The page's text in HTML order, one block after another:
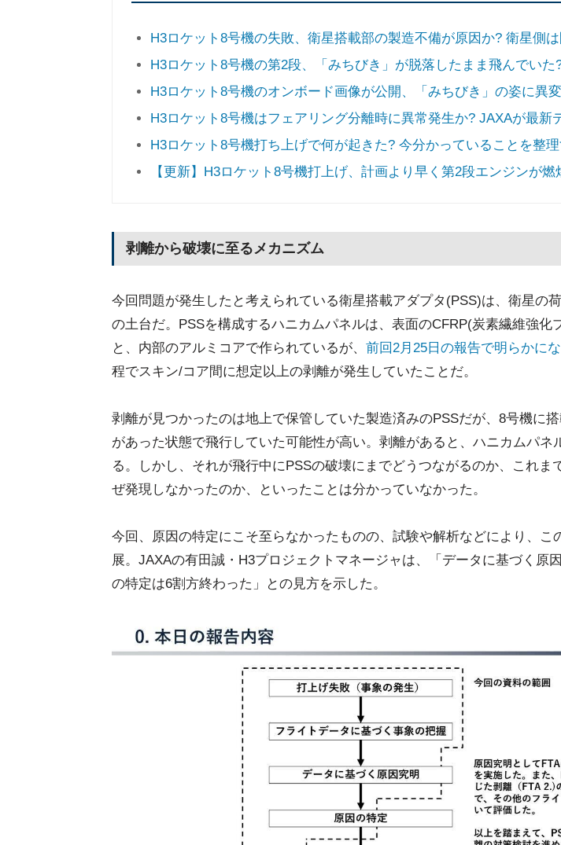
H3ロケット8号機の失敗、衛星搭載部の製造不備が原因か? 衛星側
H3ロケット8号機の第2段、「みちびき」が脱落したまま飛んでいた
H3ロケット8号機のオンボード画像が公開、「みちびき」の姿に異変
H3ロケット8号機はフェアリング分離時に異常発生か? JAXAが最新
H3ロケット8号機打ち上げで何が起きた? 今分かっていることを整理
【更新】H3ロケット8号機打上げ、計画より早く第2段エンジンが燃
剥離から破壊に至るメカニズム
今回問題が発生したと考えられている衛星搭載アダプタ(PSS)は、衛星の
の土台だ。PSSを構成するハニカムパネルは、表面のCFRP(炭素繊維強化
と、内部のアルミコアで作られているが、 前回2月25日の報告で明らかに
程でスキン/コア間に想定以上の剥離が発生していたことだ。
剥離が見つかったのは地上で保管していた製造済みのPSSだが、8号機に
があった状態で飛行していた可能性が高い。剥離があると、ハニカムパネ
る。しかし、それが飛行中にPSSの破壊にまでどうつながるのか、これま
ぜ発現しなかったのか、といったことは分かっていなかった。
今回、原因の特定にこそ至らなかったものの、試験や解析などにより、こ
展。JAXAの有田誠・H3プロジェクトマネージャは、「データに基づく原
の特定は6割方終わった」との見方を示した。